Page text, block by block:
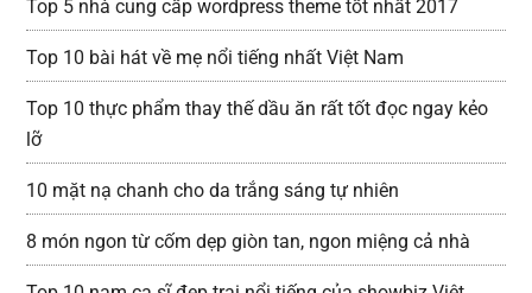
Top 5 nhà cung cấp wordpress theme tốt nhất 2017
Top 10 bài hát về mẹ nổi tiếng nhất Việt Nam
Top 10 thực phẩm thay thế dầu ăn rất tốt đọc ngay kẻo
lỡ
10 mặt nạ chanh cho da trắng sáng tự nhiên
8 món ngon từ cốm dẹp giòn tan, ngon miệng cả nhà